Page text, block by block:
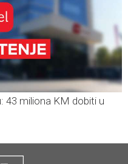
43 miliona KM dobiti u